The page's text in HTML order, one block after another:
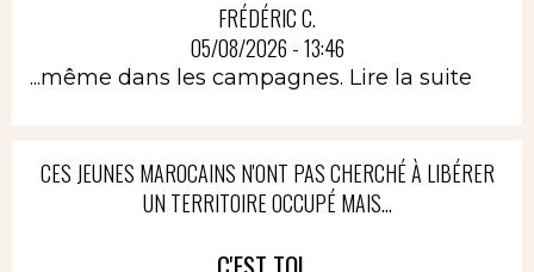
FRÉDÉRIC C.
05/08/2026 - 13:46
...même dans les campagnes. Lire la suite
CES JEUNES MAROCAINS N'ONT PAS CHERCHÉ À LIBÉRER
UN TERRITOIRE OCCUPÉ MAIS...